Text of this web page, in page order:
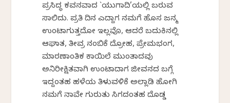
ಪ್ರಸಿದ್ಧ ಕವನವಾದ `ಯುಗಾದಿ’ಯಲ್ಲಿ ಬರುವ
ಸಾಲಿದು. ಪ್ರತಿ ದಿನ ಎದ್ದಾಗ ನಮಗೆ ಹೊಸ ಜನ್ಮ
ಉಂಟಾಗುತ್ತದೋ ಇಲ್ಲವೊ, ಆದರೆ ಬದುಕಿನಲ್ಲಿ
ಆಘಾತ, ತೀವ್ರ ನಂಬಿಕೆ ದ್ರೋಹ, ಪ್ರೇಮಭಂಗ,
ಮಾರಣಾಂತಿಕ ಕಾಯಿಲೆ ಮುಂತಾದವು
ಅನಿರೀಕ್ಷಿತವಾಗಿ ಉಂಟಾದಾಗ ಜೀವನದ ಬಗ್ಗೆ
ಇದ್ದಂತಹ ಹಳೆಯ ತಿಳುವಳಿಕೆ ಅಲ್ಲಾಡಿ ಹೋಗಿ
ನಮಗೆ ನಾವೇ ಗುರುತು ಸಿಗದಂತಹ ದೊಡ್ಡ